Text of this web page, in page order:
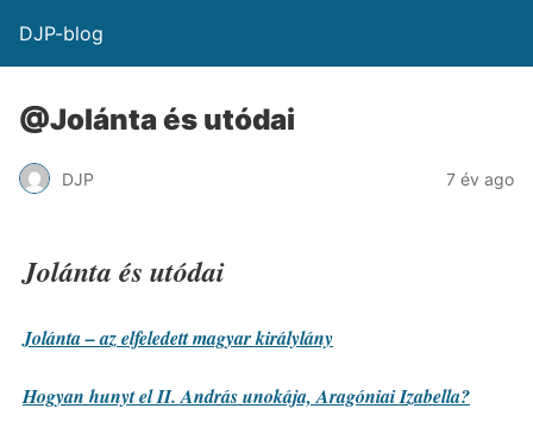
DJP-blog
@Jolánta és utódai
DJP 7 év ago
Jolánta és utódai
Jolánta – az elfeledett magyar királylány
Hogyan hunyt el II. András unokája, Aragóniai Izabella?